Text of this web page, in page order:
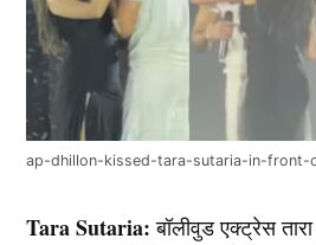
ap-dhillon-kissed-tara-sutaria-in-front-
Tara Sutaria: बॉलीवुड एक्ट्रेस